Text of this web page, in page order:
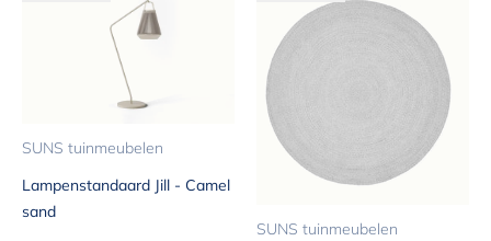
SUNS tuinmeubelen
Lampenstandaard Jill - Camel
sand
SUNS tuinmeubelen